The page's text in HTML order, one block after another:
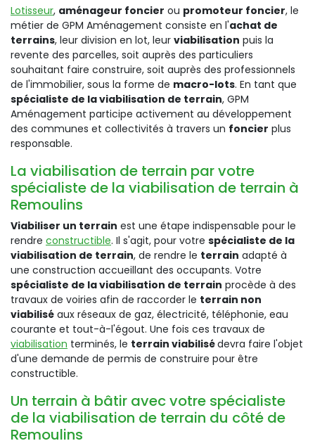
Lotisseur, aménageur foncier ou promoteur foncier, le
métier de GPM Aménagement consiste en l'achat de
terrains, leur division en lot, leur viabilisation puis la
revente des parcelles, soit auprès des particuliers
souhaitant faire construire, soit auprès des professionnels
de l'immobilier, sous la forme de macro-lots. En tant que
spécialiste de la viabilisation de terrain, GPM
Aménagement participe activement au développement
des communes et collectivités à travers un foncier plus
responsable.
La viabilisation de terrain par votre
spécialiste de la viabilisation de terrain à
Remoulins
Viabiliser un terrain est une étape indispensable pour le
rendre constructible. Il s'agit, pour votre spécialiste de la
viabilisation de terrain, de rendre le terrain adapté à
une construction accueillant des occupants. Votre
spécialiste de la viabilisation de terrain procède à des
travaux de voiries afin de raccorder le terrain non
viabilisé aux réseaux de gaz, électricité, téléphonie, eau
courante et tout-à-l'égout. Une fois ces travaux de
viabilisation terminés, le terrain viabilisédevra faire l'objet
d'une demande de permis de construire pour être
constructible.
Un terrain à bâtir avec votre spécialiste
de la viabilisation de terrain du côté de
Remoulins